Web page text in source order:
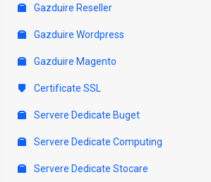
Gazduire Reseller
Gazduire Wordpress
Gazduire Magento
Certificate SSL
Servere Dedicate Buget
Servere Dedicate Computing
Servere Dedicate Stocare